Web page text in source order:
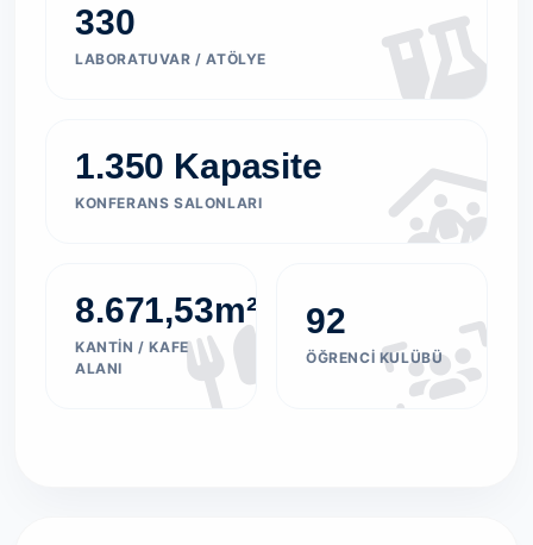
330
LABORATUVAR / ATÖLYE
1.350 Kapasite
KONFERANS SALONLARI
8.671,53m²
KANTIN / KAFE
ALANI
92
ÖĞRENCI KULÜBÜ